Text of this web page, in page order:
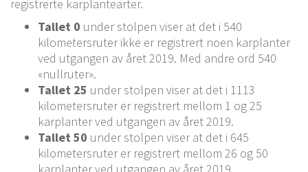
registrerte karplantearter.
Tallet 0 under stolpen viser at det i 540
kilometersruter ikke er registrert noen karplanter
ved utgangen av året 2019. Med andre ord 540
«nullruter».
Tallet 25 under stolpen viser at det i 1113
kilometersruter er registrert mellom 1 og 25
karplanter ved utgangen av året 2019.
Tallet 50 under stolpen viser at det i 645
kilometersruter er registrert mellom 26 og 50
karplanter ved utgangen av året 2019.